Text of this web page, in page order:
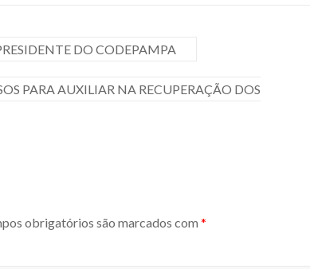
DO CODEPAMPA
PARA AUXILIAR NA RECUPERAÇÃO DOS
obrigatórios são marcados com *